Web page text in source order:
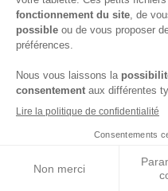
Caractéristiques
(informations AGEC) -Avis &